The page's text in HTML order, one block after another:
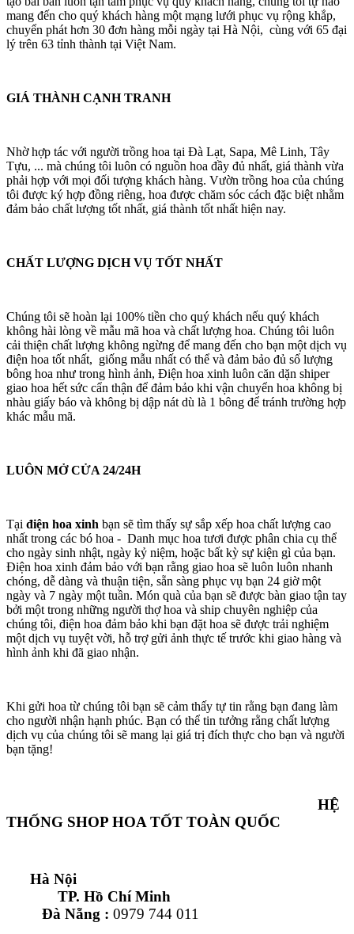
mang đến cho quý khách hàng một mạng lưới phục vụ rộng khắp,
chuyển phát hơn 30 đơn hàng mỗi ngày tại Hà Nội, cùng với 65 đại
lý trên 63 tỉnh thành tại Việt Nam.
GIÁ THÀNH CẠNH TRANH
Nhờ hợp tác với người trồng hoa tại Đà Lạt, Sapa, Mê Linh, Tây
Tựu, ... mà chúng tôi luôn có nguồn hoa đầy đủ nhất, giá thành vừa
phải hợp với mọi đối tượng khách hàng. Vườn trồng hoa của chúng
tôi được ký hợp đồng riêng, hoa được chăm sóc cách đặc biệt nhằm
đảm bảo chất lượng tốt nhất, giá thành tốt nhất hiện nay.
CHẤT LƯỢNG DỊCH VỤ TỐT NHẤT
Chúng tôi sẽ hoàn lại 100% tiền cho quý khách nếu quý khách
không hài lòng về mẫu mã hoa và chất lượng hoa. Chúng tôi luôn
cải thiện chất lượng không ngừng để mang đến cho bạn một dịch vụ
điện hoa tốt nhất, giống mẫu nhất có thể và đảm bảo đủ số lượng
bông hoa như trong hình ảnh, Điện hoa xinh luôn căn dặn shiper
giao hoa hết sức cẩn thận để đảm bảo khi vận chuyển hoa không bị
nhàu giấy báo và không bị dập nát dù là 1 bông để tránh trường hợp
khác mẫu mã.
LUÔN MỞ CỬA 24/24H
Tại điện hoa xinh bạn sẽ tìm thấy sự sắp xếp hoa chất lượng cao
nhất trong các bó hoa - Danh mục hoa tươi được phân chia cụ thể
cho ngày sinh nhật, ngày kỷ niệm, hoặc bất kỳ sự kiện gì của bạn.
Điện hoa xinh đảm bảo với bạn rằng giao hoa sẽ luôn luôn nhanh
chóng, dễ dàng và thuận tiện, sẵn sàng phục vụ bạn 24 giờ một
ngày và 7 ngày một tuần. Món quà của bạn sẽ được bàn giao tận tay
bởi một trong những người thợ hoa và ship chuyên nghiệp của
chúng tôi, điện hoa đảm bảo khi bạn đặt hoa sẽ được trải nghiệm
một dịch vụ tuyệt vời, hỗ trợ gửi ảnh thực tế trước khi giao hàng và
hình ảnh khi đã giao nhận.
Khi gửi hoa từ chúng tôi bạn sẽ cảm thấy tự tin rằng bạn đang làm
cho người nhận hạnh phúc. Bạn có thể tin tưởng rằng chất lượng
dịch vụ của chúng tôi sẽ mang lại giá trị đích thực cho bạn và người
bạn tặng!
HỆ
THỐNG SHOP HOA TỐT TOÀN QUỐC
Hà Nội
TP. Hồ Chí Minh
Đà Nẵng : 0979 744 011